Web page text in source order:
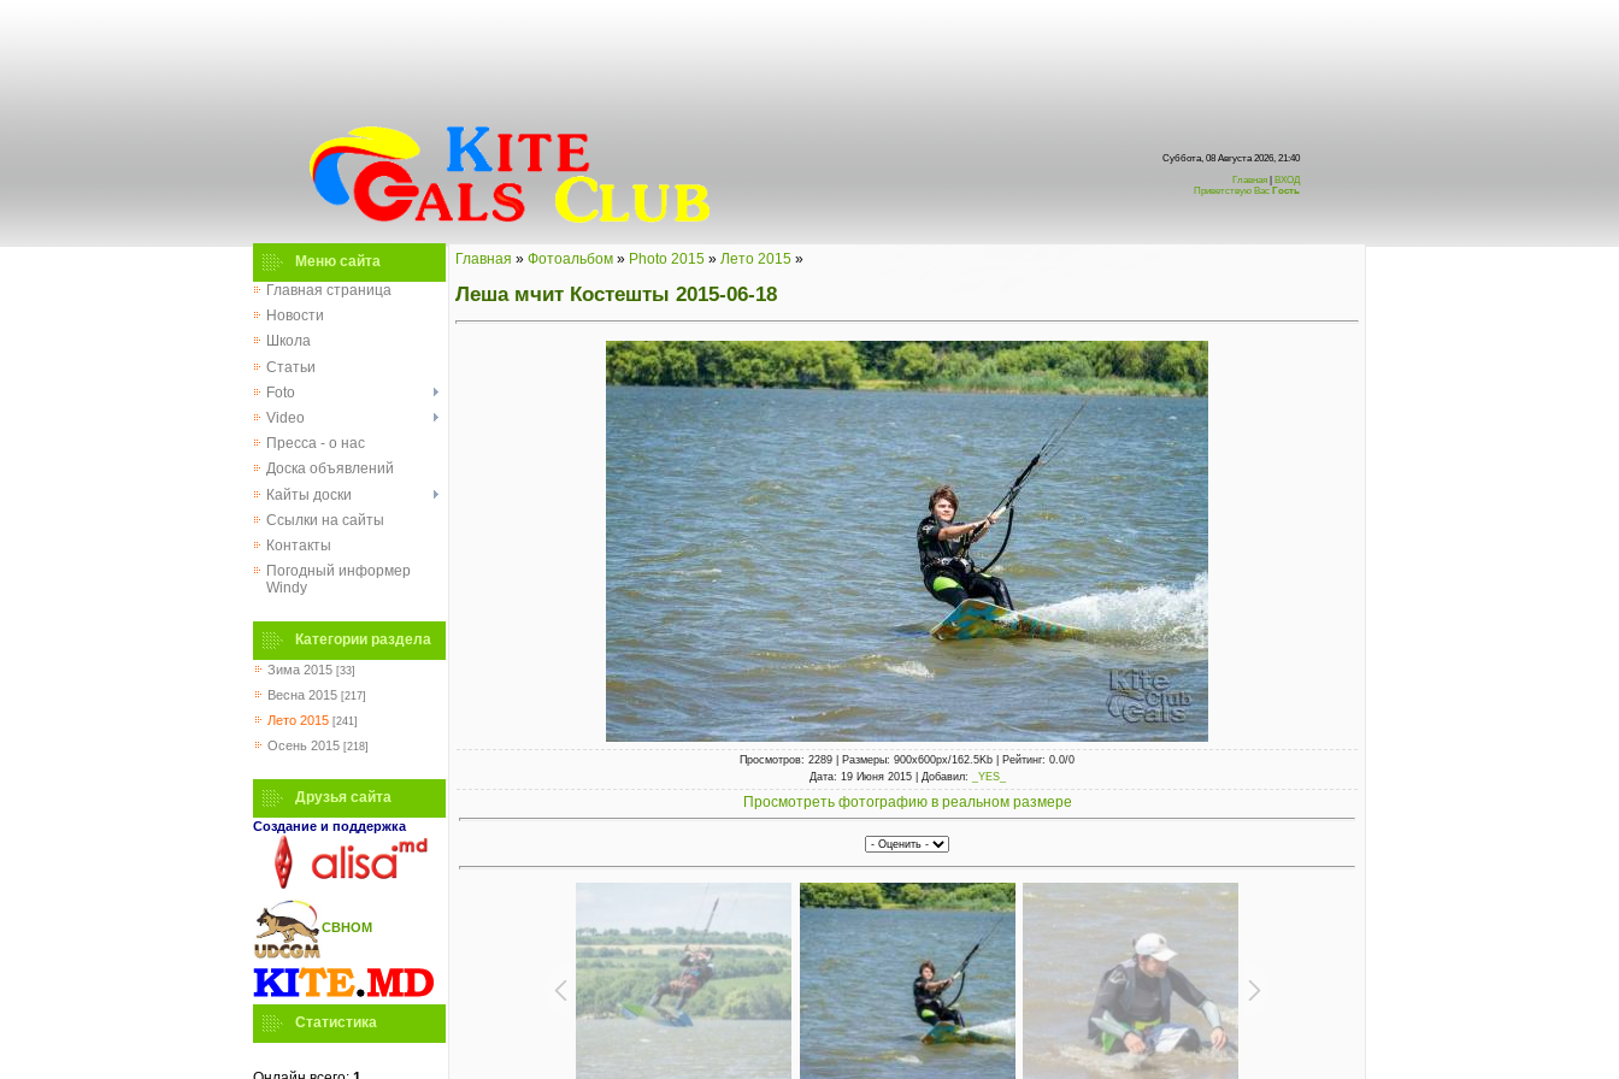
Суббота, 08 Августа 2026, 21:40
Главная
ВХОД
Приветствую Вас Гость
Меню сайта
Главная страница
Новости
Школа
Статьи
Foto
Video
Пресса - о нас
Доска объявлений
Кайты доски
Ссылки на сайты
Контакты
Погодный информер
Windy
Категории раздела
Зима 2015 [33]
Весна 2015 [217]
Лето 2015 [241]
Осень 2015 [218]
Друзья сайта
Создание и поддержка
СВНОМ
Статистика
Главная » Фотоальбом » Photo 2015 » Лето 2015 »
Леша мчит Костешты 2015-06-18
Просмотров: 2289 | Размеры: 900x600px/162.5Kb | Рейтинг: 0.0/0
Дата: 19 Июня 2015 | Добавил: _YES_
Просмотреть фотографию в реальном размере